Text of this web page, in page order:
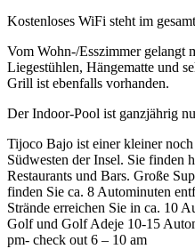
Kostenloses WiFi steht im
Vom Wohn-/Esszimmer gelangt
Liegestühlen, Hängematte und
Grill ist ebenfalls vorhanden.
Der Indoor-Pool ist ganzjährig
Tijoco Bajo ist einer kleiner
Südwesten der Insel. Sie finden
Restaurants und Bars. Große
finden Sie ca. 8 Autominuten
Strände erreichen Sie in ca. 10
Golf und Golf Adeje 10-15
pm- check out 6 – 10 am